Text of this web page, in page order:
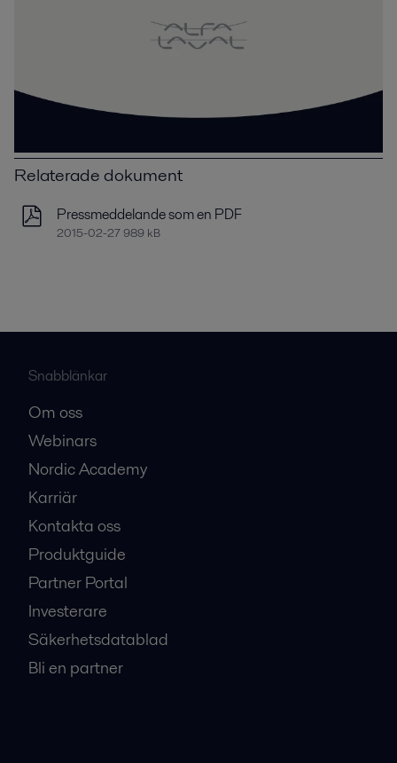
Relaterade dokument
Pressmeddelande som en PDF
2015-02-27 989 kB
Snabblänkar
Om oss
Webinars
Nordic Academy
Karriär
Kontakta oss
Produktguide
Partner Portal
Investerare
Säkerhetsdatablad
Bli en partner